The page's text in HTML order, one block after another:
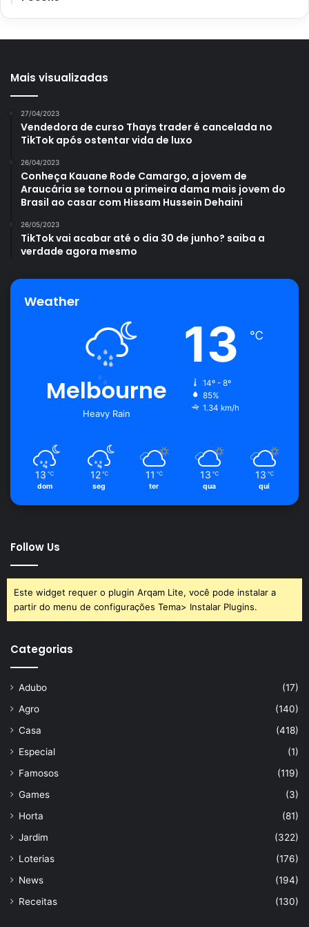
loteria
Mais visualizadas
27/04/2023
Vendedora de curso Thays trader é cancelada no
TikTok após ostentar vida de luxo
26/04/2023
Conheça Kauane Rode Camargo, a jovem de
Araucária se tornou a primeira dama mais jovem do
Brasil ao casar com Hissam Hussein Dehaini
26/05/2023
TikTok vai acabar até o dia 30 de junho? saiba a
verdade agora mesmo
Weather
Melbourne
Heavy Rain
13 ℃
14º - 8º
85%
1.34 km/h
13 ℃
dom
12 ℃
seg
11 ℃
ter
13 ℃
qua
13 ℃
qui
Follow Us
Este widget requer o plugin Arqam Lite, você pode instalar a
partir do menu de configurações Tema> Instalar Plugins.
Categorias
Adubo
(17)
Agro
(140)
Casa
(418)
Especial
(1)
Famosos
(119)
Games
(3)
Horta
(81)
Jardim
(322)
Loterias
(176)
News
(194)
Receitas
(130)